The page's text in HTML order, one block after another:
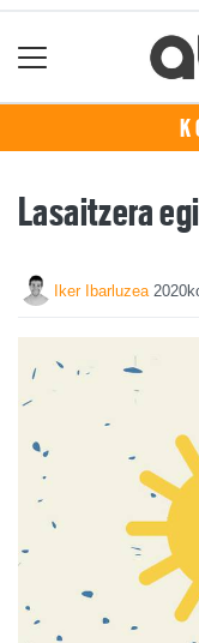
Lasaitzera
Iker Ibarluzea